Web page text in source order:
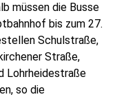
müssen die Busse
bis zum 27.
Schulstraße,
Straße,
Lohrheidestraße
so die